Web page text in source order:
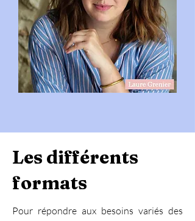
Les différents
formats
Pour répondre aux besoins variés des